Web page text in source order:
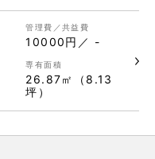
10000円／ -
26.87㎡（8.13
坪）